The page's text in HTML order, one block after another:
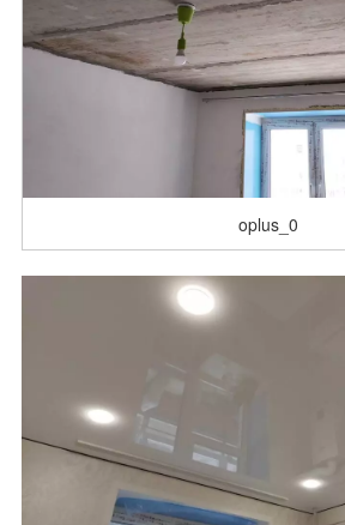
oplus_0